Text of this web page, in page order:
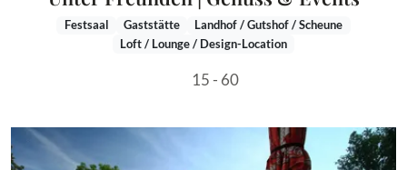
Festsaal Gaststätte
Landhof / Gutshof / Scheune
Loft / Lounge / Design-Location
15 - 60